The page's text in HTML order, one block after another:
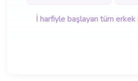
İ harfiyle başlayan tüm